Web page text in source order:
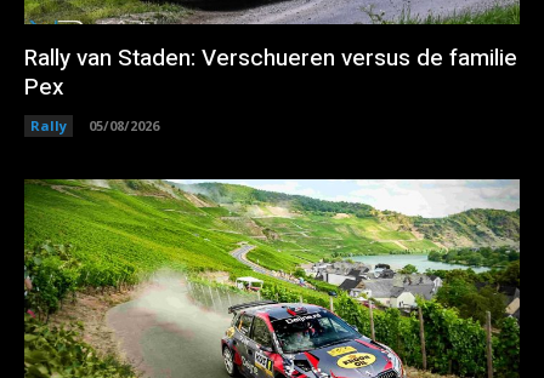
Rally van Staden: Verschueren versus de familie
Pex
Rally 05/08/2026